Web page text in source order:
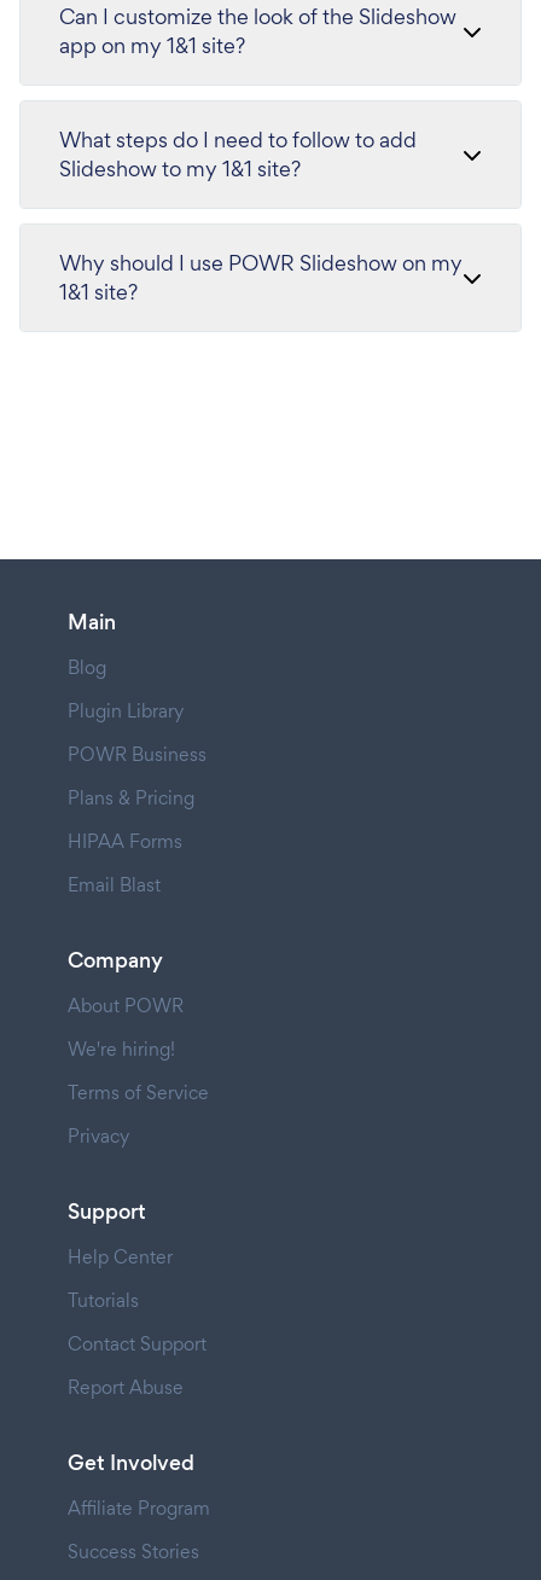
Can I customize the look of the Slideshow
app on my 1&1 site?
What steps do I need to follow to add
Slideshow to my 1&1 site?
Why should I use POWR Slideshow on my
1&1 site?
Main
Blog
Plugin Library
POWR Business
Plans & Pricing
HIPAA Forms
Email Blast
Company
About POWR
We're hiring!
Terms of Service
Privacy
Support
Help Center
Tutorials
Contact Support
Report Abuse
Get Involved
Affiliate Program
Success Stories